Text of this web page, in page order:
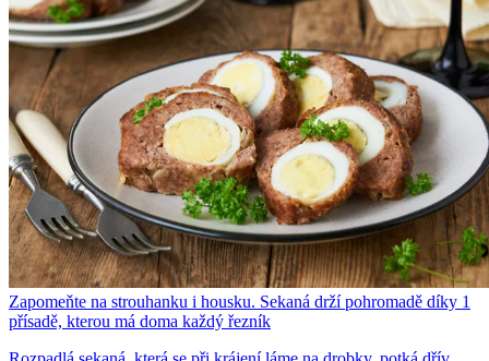
Zapomeňte na strouhanku i housku. Sekaná drží pohromadě díky 1
přísadě, kterou má doma každý řezník